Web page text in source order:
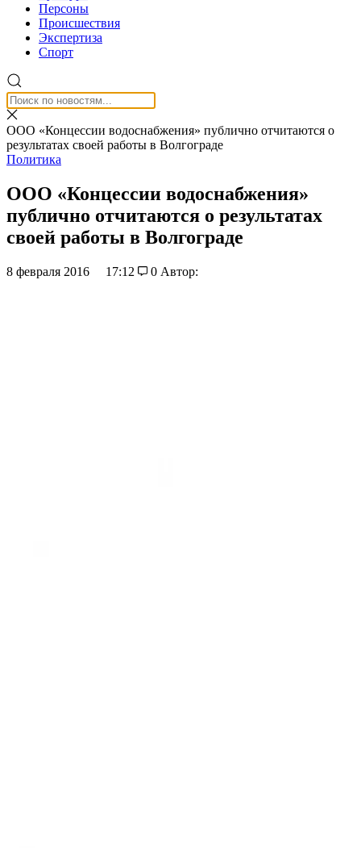
Персоны
Происшествия
Экспертиза
Спорт
ООО «Концессии водоснабжения» публично отчитаются о
результатах своей работы в Волгограде
Политика
ООО «Концессии водоснабжения»
публично отчитаются о результатах
своей работы в Волгограде
8 февраля 2016 17:12 0 Автор: